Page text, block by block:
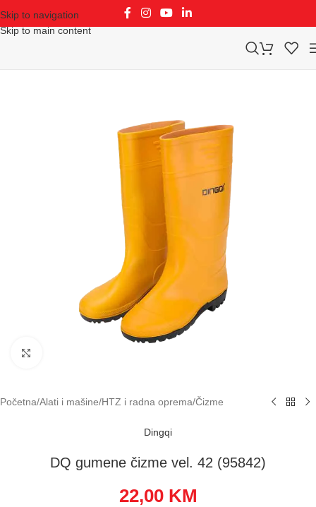
Skip to navigation
Skip to main content
Početna/Alati i mašine/HTZ i radna oprema/Čizme
Dingqi
DQ gumene čizme vel. 42 (95842)
22,00 KM